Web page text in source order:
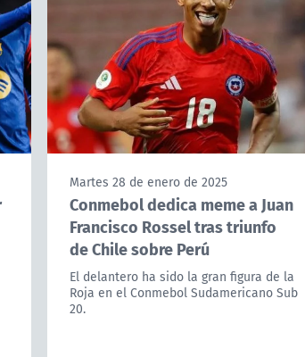
Martes 28 de enero de 2025
Conmebol dedica meme a Juan
Francisco Rossel tras triunfo
de Chile sobre Perú
El delantero ha sido la gran figura de la
Roja en el Conmebol Sudamericano Sub
20.